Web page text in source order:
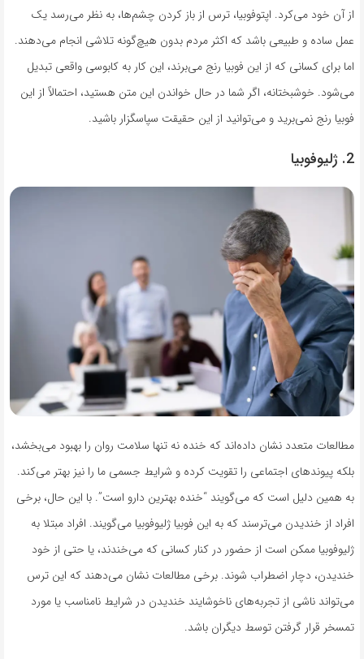
از آن خود می‌کرد. اپتوفوبیا، ترس از باز کردن چشم‌ها، به نظر می‌رسد یک
عمل ساده و طبیعی باشد که اکثر مردم بدون هیچ‌گونه تلاشی انجام می‌دهند.
اما برای کسانی که از این فوبیا رنج می‌برند، این کار به کابوسی واقعی تبدیل
می‌شود. خوشبختانه، اگر شما در حال خواندن این متن هستید، احتمالاً از این
فوبیا رنج نمی‌برید و می‌توانید از این حقیقت سپاسگزار باشید.
2. ژلیوفوبیا
مطالعات متعدد نشان داده‌اند که خنده نه تنها سلامت روان را بهبود می‌بخشد،
بلکه پیوندهای اجتماعی را تقویت کرده و شرایط جسمی ما را نیز بهتر می‌کند.
به همین دلیل است که می‌گویند “خنده بهترین دارو است”. با این حال، برخی
افراد از خندیدن می‌ترسند که به این فوبیا ژلیوفوبیا می‌گویند. افراد مبتلا به
ژلیوفوبیا ممکن است از حضور در کنار کسانی که می‌خندند، یا حتی از خود
خندیدن، دچار اضطراب شوند. برخی مطالعات نشان می‌دهند که این ترس
می‌تواند ناشی از تجربه‌های ناخوشایند خندیدن در شرایط نامناسب یا مورد
تمسخر قرار گرفتن توسط دیگران باشد.